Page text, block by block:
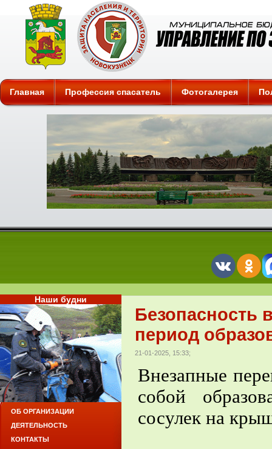
Защита
Главная Профессия спасатель Фотогалерея
Безопасность
период
21-01-2025, 15:33;
Внезапные
собой
сосулек на
Наши будни
ОБ ОРГАНИЗАЦИИ
ДЕЯТЕЛЬНОСТЬ
КОНТАКТЫ